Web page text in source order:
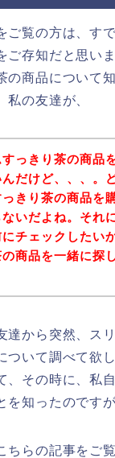
ご覧の方は、す
ご存知だと思い
の商品について
私の友達が、
っきり茶の商品
だけど、、、。
きり茶の商品を
いだよね。それ
チェックしたい
商品を一緒に探
達から突然、ス
ついて調べて欲
、その時に、私
を知ったのですが
ちらの記事をご